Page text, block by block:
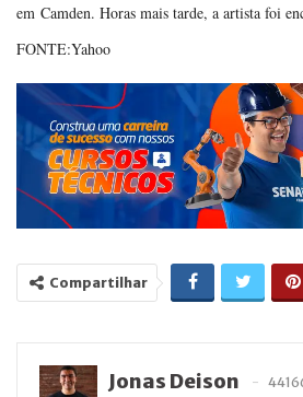
em Camden. Horas mais tarde, a artista foi
FONTE:Yahoo
Compartilhar
Jonas Deison